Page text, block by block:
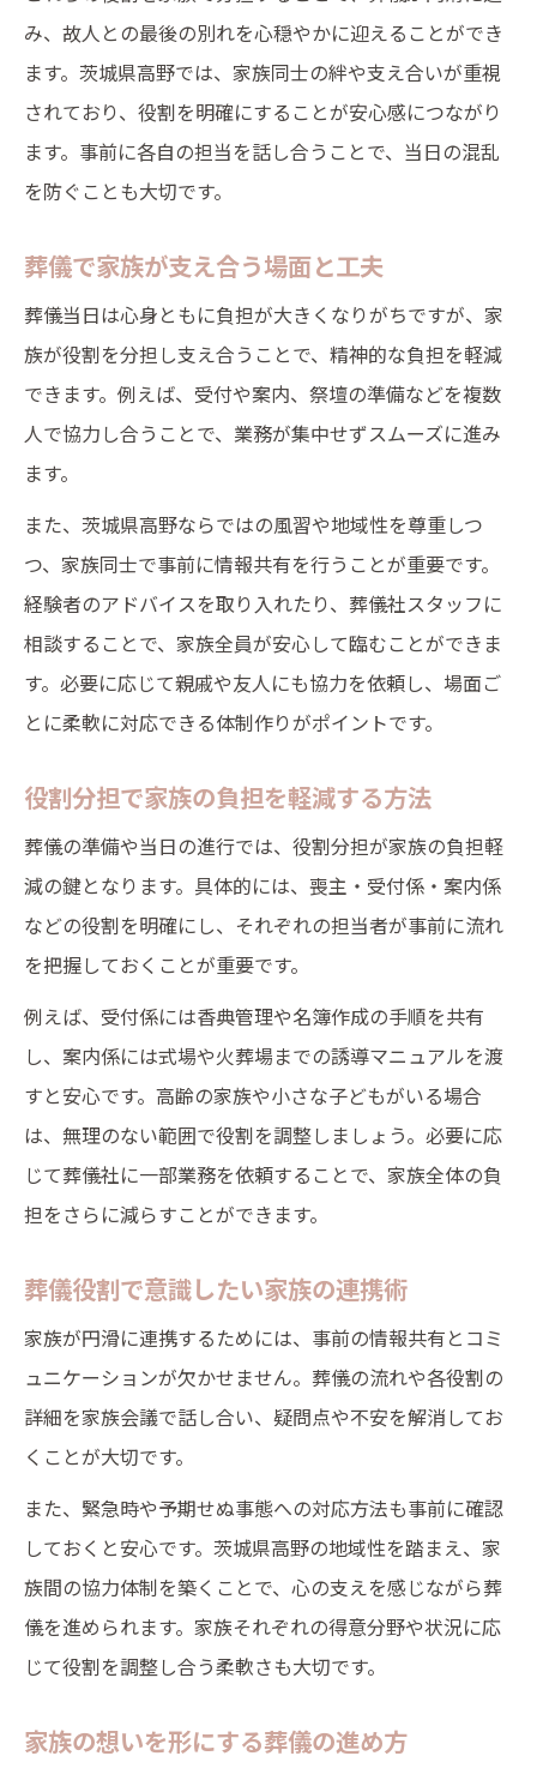
み、故人との最後の別れを心穏やかに迎えることができ
ます。茨城県高野では、家族同士の絆や支え合いが重視
されており、役割を明確にすることが安心感につながり
ます。事前に各自の担当を話し合うことで、当日の混乱
を防ぐことも大切です。
葬儀で家族が支え合う場面と工夫
葬儀当日は心身ともに負担が大きくなりがちですが、家
族が役割を分担し支え合うことで、精神的な負担を軽減
できます。例えば、受付や案内、祭壇の準備などを複数
人で協力し合うことで、業務が集中せずスムーズに進み
ます。
また、茨城県高野ならではの風習や地域性を尊重しつ
つ、家族同士で事前に情報共有を行うことが重要です。
経験者のアドバイスを取り入れたり、葬儀社スタッフに
相談することで、家族全員が安心して臨むことができま
す。必要に応じて親戚や友人にも協力を依頼し、場面ご
とに柔軟に対応できる体制作りがポイントです。
役割分担で家族の負担を軽減する方法
葬儀の準備や当日の進行では、役割分担が家族の負担軽
減の鍵となります。具体的には、喪主・受付係・案内係
などの役割を明確にし、それぞれの担当者が事前に流れ
を把握しておくことが重要です。
例えば、受付係には香典管理や名簿作成の手順を共有
し、案内係には式場や火葬場までの誘導マニュアルを渡
すと安心です。高齢の家族や小さな子どもがいる場合
は、無理のない範囲で役割を調整しましょう。必要に応
じて葬儀社に一部業務を依頼することで、家族全体の負
担をさらに減らすことができます。
葬儀役割で意識したい家族の連携術
家族が円滑に連携するためには、事前の情報共有とコミ
ュニケーションが欠かせません。葬儀の流れや各役割の
詳細を家族会議で話し合い、疑問点や不安を解消してお
くことが大切です。
また、緊急時や予期せぬ事態への対応方法も事前に確認
しておくと安心です。茨城県高野の地域性を踏まえ、家
族間の協力体制を築くことで、心の支えを感じながら葬
儀を進められます。家族それぞれの得意分野や状況に応
じて役割を調整し合う柔軟さも大切です。
家族の想いを形にする葬儀の進め方